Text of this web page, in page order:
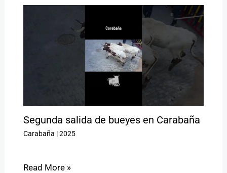
Segunda salida de bueyes en Carabaña
Carabaña |2025
Read More »